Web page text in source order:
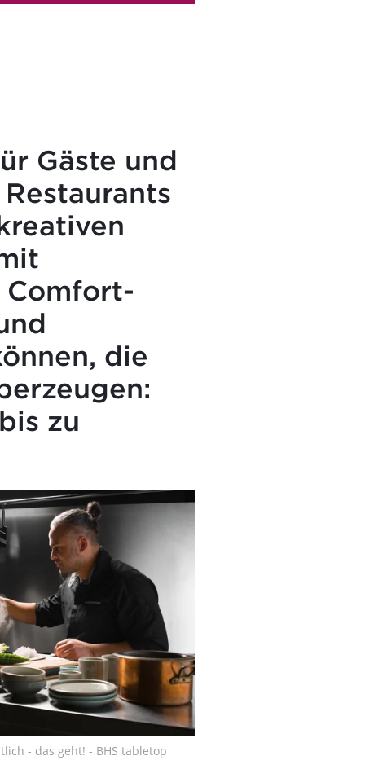
Gäste und
Comfort-
die
zu
- das geht! - BHS tabletop